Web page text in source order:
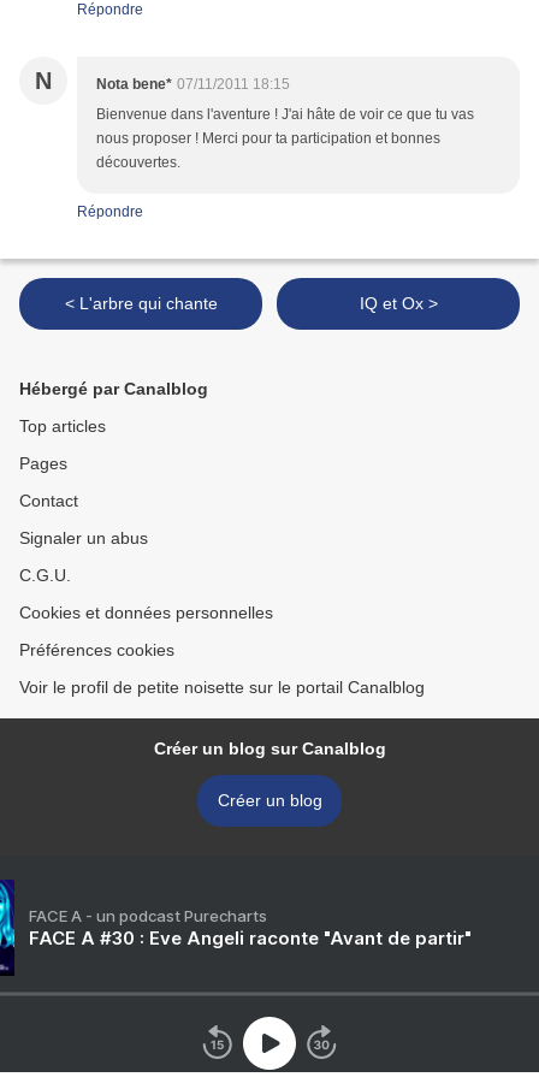
Répondre
N Nota bene* 07/11/2011 18:15
Bienvenue dans l'aventure ! J'ai hâte de voir ce que tu vas
nous proposer ! Merci pour ta participation et bonnes
découvertes.
Répondre
< L'arbre qui chante IQ et Ox >
Hébergé par Canalblog
Top articles
Pages
Contact
Signaler un abus
C.G.U.
Cookies et données personnelles
Préférences cookies
Voir le profil de petite noisette sur le portail Canalblog
Créer un blog sur Canalblog
Créer un blog
FACE A - un podcast Purecharts
FACE A #30 : Eve Angeli raconte "Avant de partir"